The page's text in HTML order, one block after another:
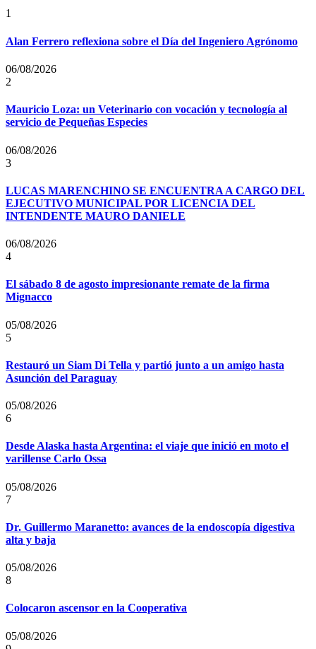
1
Alan Ferrero reflexiona sobre el Día del Ingeniero Agrónomo
06/08/2026
2
Mauricio Loza: un Veterinario con vocación y tecnología al
servicio de Pequeñas Especies
06/08/2026
3
LUCAS MARENCHINO SE ENCUENTRA A CARGO DEL
EJECUTIVO MUNICIPAL POR LICENCIA DEL
INTENDENTE MAURO DANIELE
06/08/2026
4
El sábado 8 de agosto impresionante remate de la firma
Mignacco
05/08/2026
5
Restauró un Siam Di Tella y partió junto a un amigo hasta
Asunción del Paraguay
05/08/2026
6
Desde Alaska hasta Argentina: el viaje que inició en moto el
varillense Carlo Ossa
05/08/2026
7
Dr. Guillermo Maranetto: avances de la endoscopía digestiva
alta y baja
05/08/2026
8
Colocaron ascensor en la Cooperativa
05/08/2026